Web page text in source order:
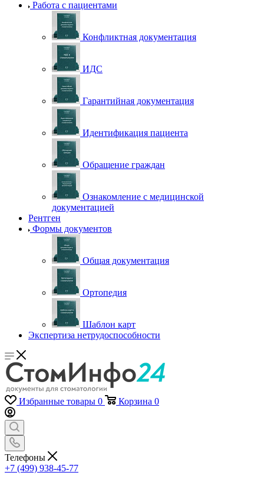
Работа с пациентами
Конфликтная документация
ИДС
Гарантийная документация
Идентификация пациента
Обращение граждан
Ознакомление с медицинской
документацией
Рентген
Формы документов
Общая документация
Ортопедия
Шаблон карт
Экспертиза нетрудоспособности
Избранные товары 0 Корзина 0
Телефоны
+7 (499) 938-45-77